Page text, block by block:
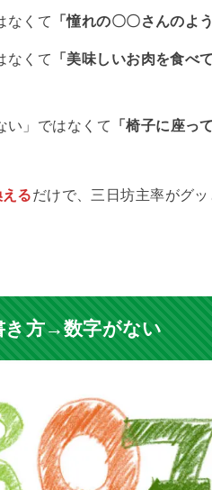
なくて 「憧れの〇〇さんのよ
なくて
「美味しいお肉を食べ
い」ではなくて 「椅子に座っ
るだけで、三日坊主率がグッ
き方→数字がない